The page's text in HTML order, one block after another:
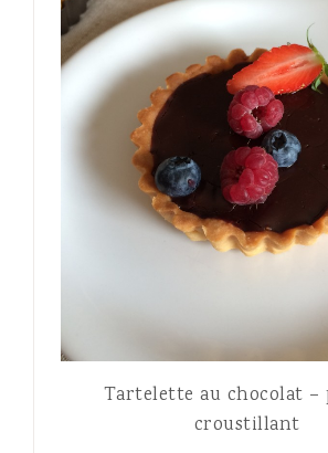
Tartelette au chocolat –
croustillant